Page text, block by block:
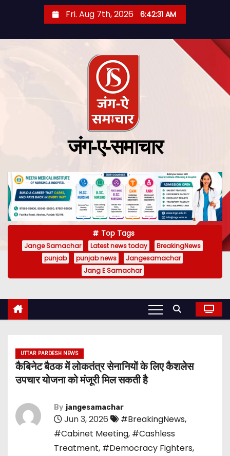
Fri. Aug 7th, 2026 6:42:32 AM
जंग-ए-समाचार
Top Tags
Jange Samachar Latest news today
BreakingNews
punjab
punjab news
Jangesamachar
Jang E Samachar
UTTAR PARDESH NEWS
कैबिनेट बैठक में लोकतंत्र सेनानियों के लिए कैशलेस
उपचार योजना को मंजूरी मिल सकती है
By jangesamachar
Jun 3, 2026 #BreakingNews,
#Cabinet Meeting, #Cashless
Treatment, #Democracy Fighters,